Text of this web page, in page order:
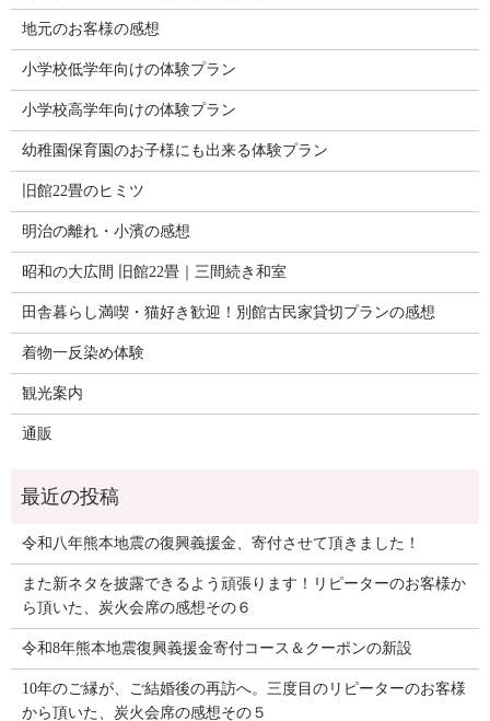
地元のお客様の感想
小学校低学年向けの体験プラン
小学校高学年向けの体験プラン
幼稚園保育園のお子様にも出来る体験プラン
旧館22畳のヒミツ
明治の離れ・小濱の感想
昭和の大広間 旧館22畳｜三間続き和室
田舎暮らし満喫・猫好き歓迎！別館古民家貸切プランの感想
着物一反染め体験
観光案内
通販
令和八年熊本地震の復興義援金、寄付させて頂きました！
また新ネタを披露できるよう頑張ります！リピーターのお客様か
ら頂いた、炭火会席の感想その６
令和8年熊本地震復興義援金寄付コース＆クーポンの新設
10年のご縁が、ご結婚後の再訪へ。三度目のリピーターのお客様
から頂いた、炭火会席の感想その５